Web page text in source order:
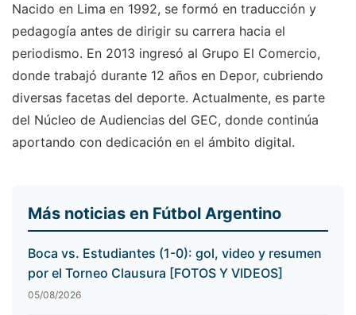
Nacido en Lima en 1992, se formó en traducción y
pedagogía antes de dirigir su carrera hacia el
periodismo. En 2013 ingresó al Grupo El Comercio,
donde trabajó durante 12 años en Depor, cubriendo
diversas facetas del deporte. Actualmente, es parte
del Núcleo de Audiencias del GEC, donde continúa
aportando con dedicación en el ámbito digital.
Más noticias en Fútbol Argentino
Boca vs. Estudiantes (1-0): gol, video y resumen
por el Torneo Clausura [FOTOS Y VIDEOS]
05/08/2026